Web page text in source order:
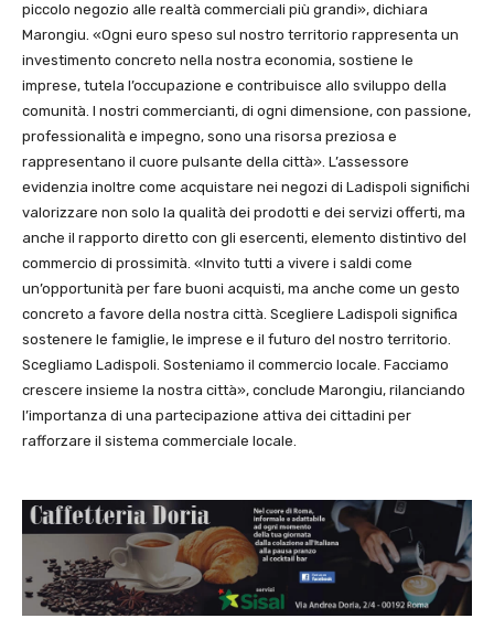
piccolo negozio alle realtà commerciali più grandi», dichiara
Marongiu. «Ogni euro speso sul nostro territorio rappresenta un
investimento concreto nella nostra economia, sostiene le
imprese, tutela l’occupazione e contribuisce allo sviluppo della
comunità. I nostri commercianti, di ogni dimensione, con passione,
professionalità e impegno, sono una risorsa preziosa e
rappresentano il cuore pulsante della città». L’assessore
evidenzia inoltre come acquistare nei negozi di Ladispoli significhi
valorizzare non solo la qualità dei prodotti e dei servizi offerti, ma
anche il rapporto diretto con gli esercenti, elemento distintivo del
commercio di prossimità. «Invito tutti a vivere i saldi come
un’opportunità per fare buoni acquisti, ma anche come un gesto
concreto a favore della nostra città. Scegliere Ladispoli significa
sostenere le famiglie, le imprese e il futuro del nostro territorio.
Scegliamo Ladispoli. Sosteniamo il commercio locale. Facciamo
crescere insieme la nostra città», conclude Marongiu, rilanciando
l’importanza di una partecipazione attiva dei cittadini per
rafforzare il sistema commerciale locale.